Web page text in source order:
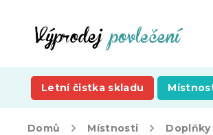
Letní čistka skladu
Domů Místnosti Doplňky